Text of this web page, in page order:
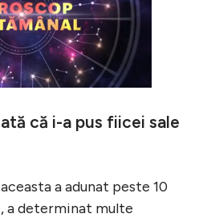
că i-a pus fiicei sale
a adunat peste 10
a determinat multe